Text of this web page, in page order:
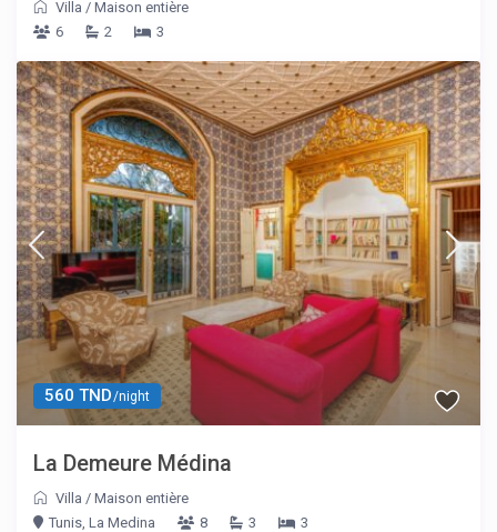
Villa /Maison entière
6
2 3
560 TND/night
La Demeure Médina
Villa /Maison entière
Tunis, La Medina
8 3 3